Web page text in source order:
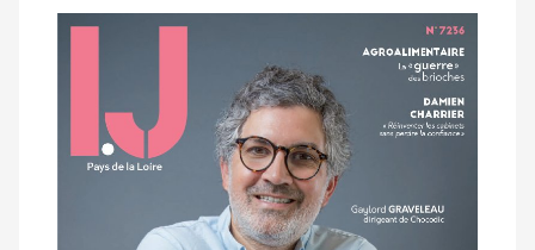
Notre
magazine